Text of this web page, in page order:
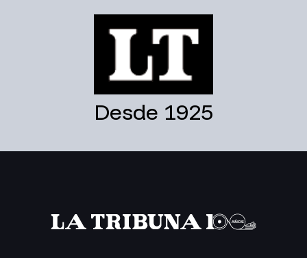
Desde 1925